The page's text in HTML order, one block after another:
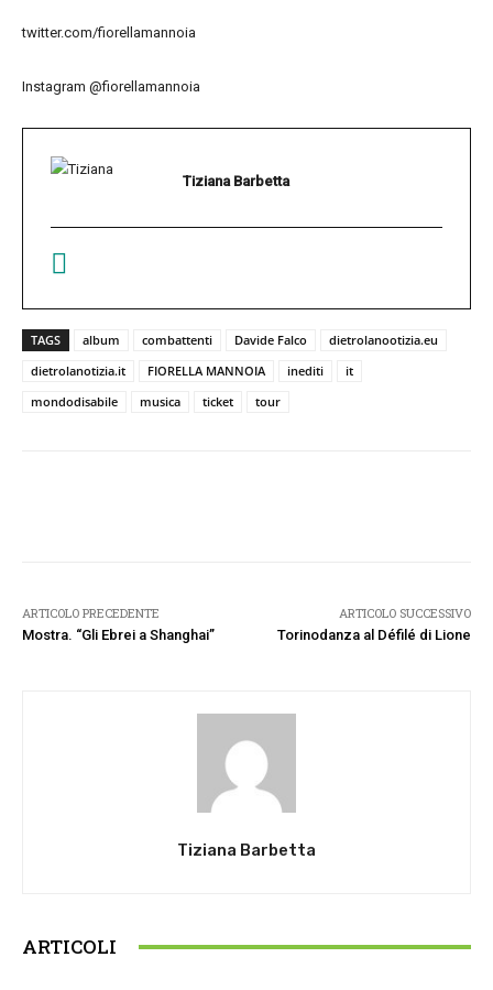
twitter.com/fiorellamannoia
Instagram @fiorellamannoia
Tiziana Barbetta
TAGS album combattenti Davide Falco
dietrolanootizia.eu
dietrolanotizia.it
FIORELLA MANNOIA inediti
it
mondodisabile
musica ticket tour
ARTICOLO PRECEDENTE
Mostra. “Gli Ebrei a Shanghai”
ARTICOLO SUCCESSIVO
Torinodanza al Défilé di Lione
Tiziana Barbetta
ARTICOLI